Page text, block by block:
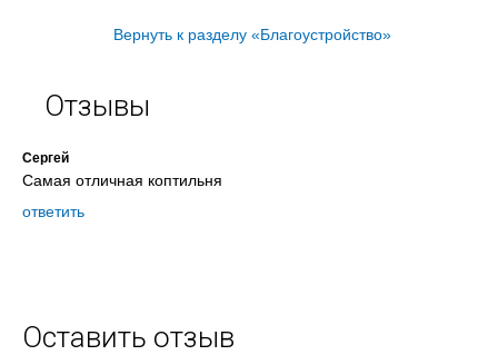
Вернуть к разделу «Благоустройство»
Отзывы
Сергей
Самая отличная коптильня
ответить
Оставить отзыв